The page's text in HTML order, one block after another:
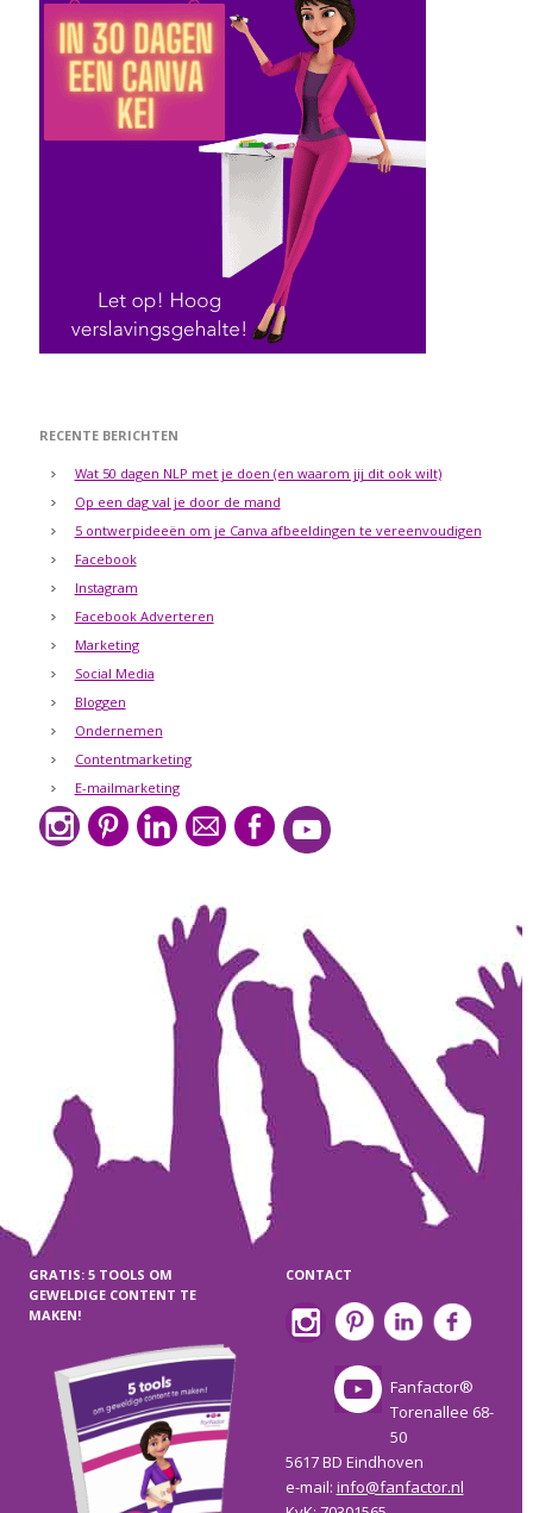
RECENTE BERICHTEN
Wat 50 dagen NLP met je doen (en waarom jij dit ook wilt)
Op een dag val je door de mand
5 ontwerpideeën om je Canva afbeeldingen te vereenvoudigen
Facebook
Instagram
Facebook Adverteren
Marketing
Social Media
Bloggen
Ondernemen
Contentmarketing
E-mailmarketing
GRATIS: 5 TOOLS OM
GEWELDIGE CONTENT TE
MAKEN!
CONTACT
Fanfactor®
Torenallee 68-
50
5617 BD Eindhoven
e-mail: info@fanfactor.nl